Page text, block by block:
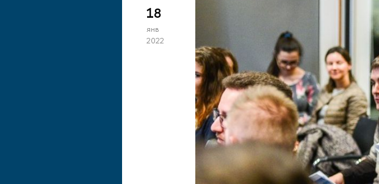
18
янв
2022